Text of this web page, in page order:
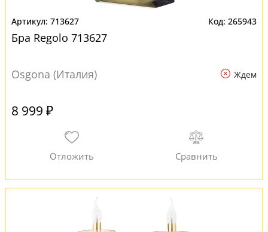
713627 265943
Бра Regolo 713627
Osgona (Италия) Ждем
8 999 ₽